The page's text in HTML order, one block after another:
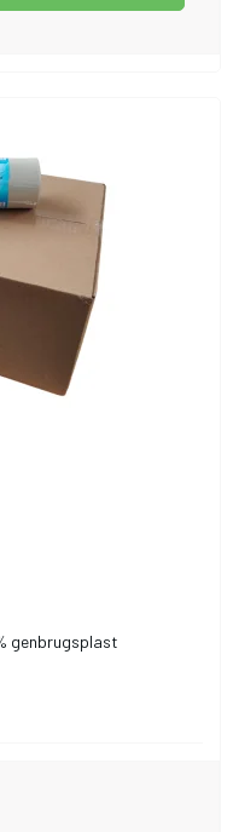
genbrugsplast